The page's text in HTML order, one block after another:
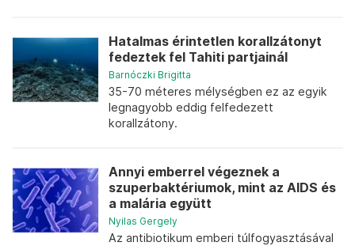
Hatalmas érintetlen korallzátonyt
fedeztek fel Tahiti partjainál
Barnóczki Brigitta
35-70 méteres mélységben ez az egyik
legnagyobb eddig felfedezett
korallzátony.
Annyi emberrel végeznek a
szuperbaktériumok, mint az AIDS és
a malária együtt
Nyilas Gergely
Az antibiotikum emberi túlfogyasztásával